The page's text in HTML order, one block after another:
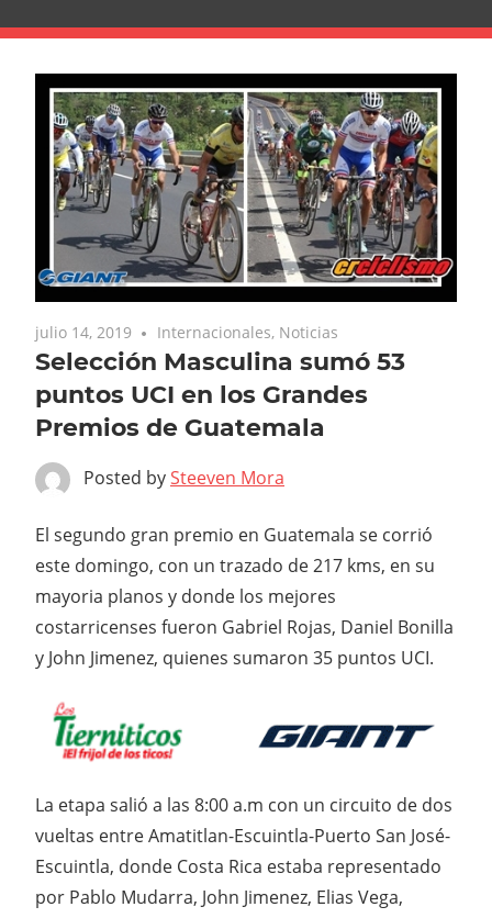
julio 14, 2019 Internacionales, Noticias
Selección Masculina sumó 53
puntos UCI en los Grandes
Premios de Guatemala
Posted bySteeven Mora
El segundo gran premio en Guatemala se corrió
este domingo, con un trazado de 217 kms, en su
mayoria planos y donde los mejores
costarricenses fueron Gabriel Rojas, Daniel Bonilla
y John Jimenez, quienes sumaron 35 puntos UCI.
La etapa salió a las 8:00 a.m con un circuito de dos
vueltas entre Amatitlan-Escuintla-Puerto San José-
Escuintla, donde Costa Rica estaba representado
por Pablo Mudarra, John Jimenez, Elias Vega,